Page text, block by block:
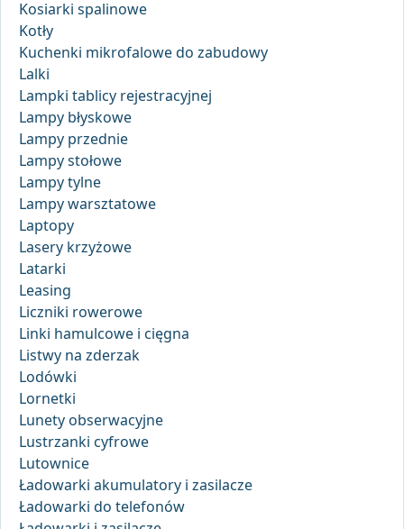
Kosiarki spalinowe
Kotły
Kuchenki mikrofalowe do zabudowy
Lalki
Lampki tablicy rejestracyjnej
Lampy błyskowe
Lampy przednie
Lampy stołowe
Lampy tylne
Lampy warsztatowe
Laptopy
Lasery krzyżowe
Latarki
Leasing
Liczniki rowerowe
Linki hamulcowe i cięgna
Listwy na zderzak
Lodówki
Lornetki
Lunety obserwacyjne
Lustrzanki cyfrowe
Lutownice
Ładowarki akumulatory i zasilacze
Ładowarki do telefonów